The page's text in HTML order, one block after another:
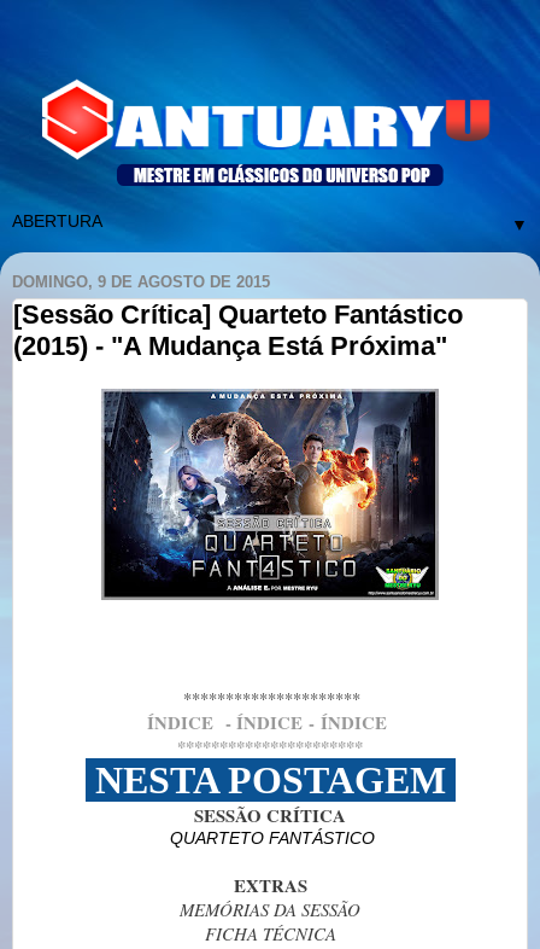
▼
DOMINGO, 9 DE AGOSTO DE 2015
[Sessão Crítica] Quarteto Fantástico
(2015) - "A Mudança Está Próxima"
*********************
ÍNDICE - ÍNDICE - ÍNDICE
**********************
NESTA POSTAGEM
SESSÃO CRÍTICA
QUARTETO FANTÁSTICO
EXTRAS
MEMÓRIAS DA SESSÃO
FICHA TÉCNICA